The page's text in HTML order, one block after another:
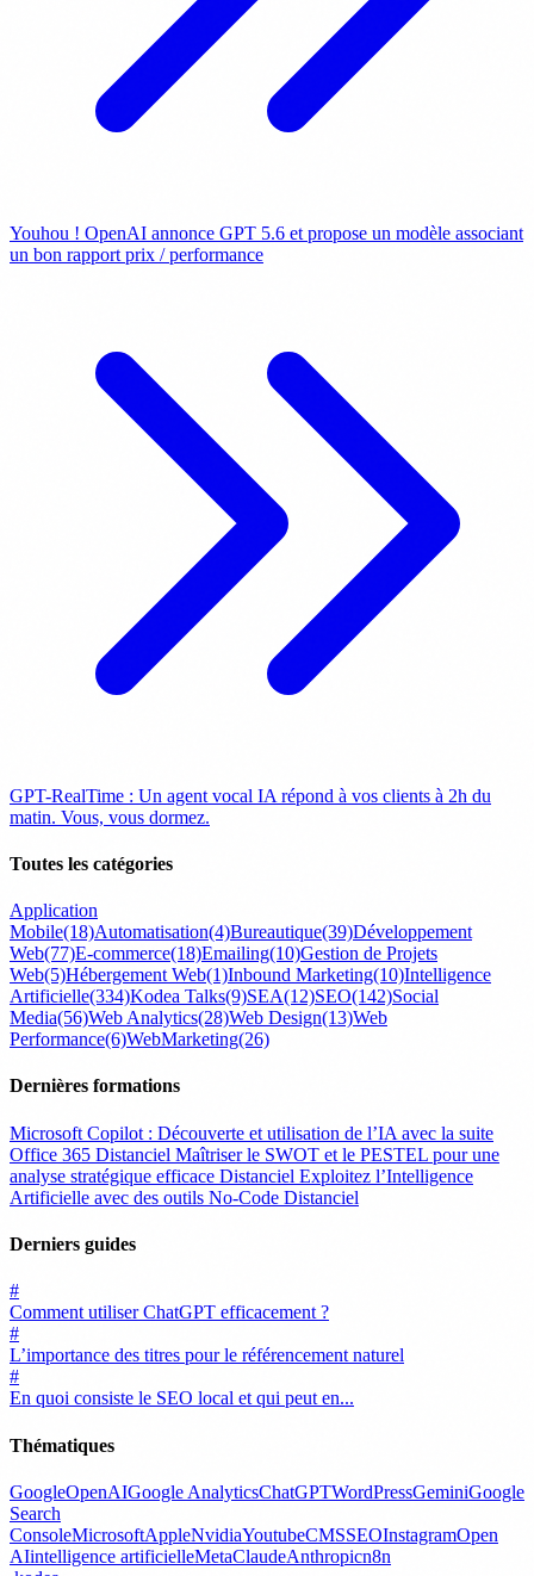
Youhou ! OpenAI annonce GPT 5.6 et propose un modèle associant
un bon rapport prix / performance
GPT-RealTime : Un agent vocal IA répond à vos clients à 2h du
matin. Vous, vous dormez.
Toutes les catégories
Application
Mobile(18)Automatisation(4)Bureautique(39)Développement
Web(77)E-commerce(18)Emailing(10)Gestion de Projets
Web(5)Hébergement Web(1)Inbound Marketing(10)Intelligence
Artificielle(334)Kodea Talks(9)SEA(12)SEO(142)Social
Media(56)Web Analytics(28)Web Design(13)Web
Performance(6)WebMarketing(26)
Dernières formations
Microsoft Copilot : Découverte et utilisation de l’IA avec la suite
Office 365 Distanciel Maîtriser le SWOT et le PESTEL pour une
analyse stratégique efficace Distanciel Exploitez l’Intelligence
Artificielle avec des outils No-Code Distanciel
Derniers guides
#
Comment utiliser ChatGPT efficacement ?
#
L’importance des titres pour le référencement naturel
#
En quoi consiste le SEO local et qui peut en...
Thématiques
GoogleOpenAIGoogle AnalyticsChatGPTWordPressGeminiGoogle
Search
ConsoleMicrosoftAppleNvidiaYoutubeCMSSEOInstagramOpen
AIintelligence artificielleMetaClaudeAnthropicn8n